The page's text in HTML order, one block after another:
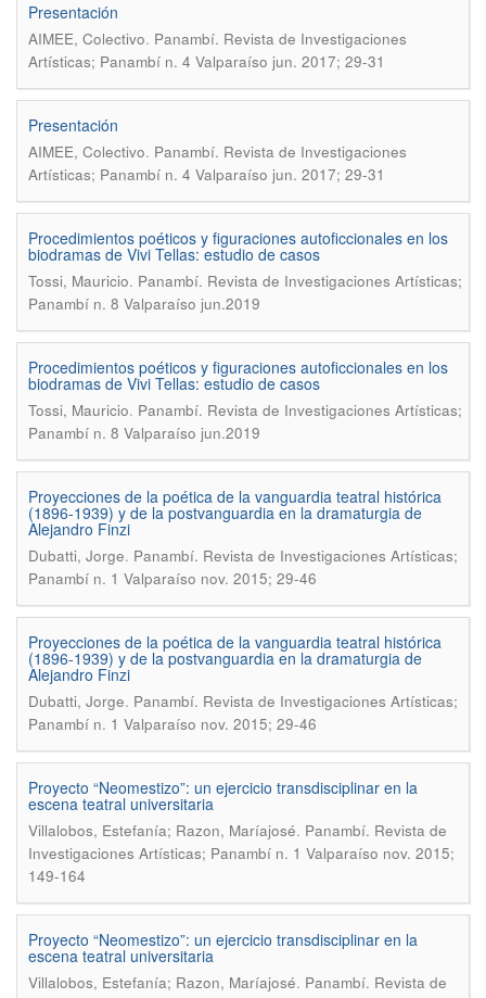
Presentación
AIMEE, Colectivo. Panambí. Revista de Investigaciones
Artísticas; Panambí n. 4 Valparaíso jun. 2017; 29-31
Presentación
AIMEE, Colectivo. Panambí. Revista de Investigaciones
Artísticas; Panambí n. 4 Valparaíso jun. 2017; 29-31
Procedimientos poéticos y figuraciones autoficcionales en los
biodramas de Vivi Tellas: estudio de casos
Tossi, Mauricio. Panambí. Revista de Investigaciones Artísticas;
Panambí n. 8 Valparaíso jun.2019
Procedimientos poéticos y figuraciones autoficcionales en los
biodramas de Vivi Tellas: estudio de casos
Tossi, Mauricio. Panambí. Revista de Investigaciones Artísticas;
Panambí n. 8 Valparaíso jun.2019
Proyecciones de la poética de la vanguardia teatral histórica
(1896-1939) y de la postvanguardia en la dramaturgia de
Alejandro Finzi
Dubatti, Jorge. Panambí. Revista de Investigaciones Artísticas;
Panambí n. 1 Valparaíso nov. 2015; 29-46
Proyecciones de la poética de la vanguardia teatral histórica
(1896-1939) y de la postvanguardia en la dramaturgia de
Alejandro Finzi
Dubatti, Jorge. Panambí. Revista de Investigaciones Artísticas;
Panambí n. 1 Valparaíso nov. 2015; 29-46
Proyecto “Neomestizo”: un ejercicio transdisciplinar en la
escena teatral universitaria
Villalobos, Estefanía; Razon, Maríajosé. Panambí. Revista de
Investigaciones Artísticas; Panambí n. 1 Valparaíso nov. 2015;
149-164
Proyecto “Neomestizo”: un ejercicio transdisciplinar en la
escena teatral universitaria
Villalobos, Estefanía; Razon, Maríajosé. Panambí. Revista de